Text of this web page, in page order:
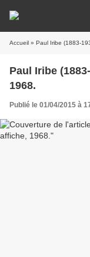
Accueil » Paul Iribe (1883-
Paul Iribe
1968.
Publié le 01/04/2015 à